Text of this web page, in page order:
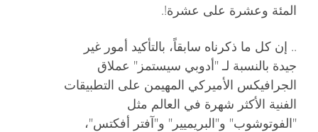
المئة وعشرة على عشرة!.
.. إن كل ما ذكرناه سابقاً، بالتأكيد أمور غير
جيدة بالنسبة لـ "أدوبي سيستمز" عملاق
الجرافيكس الأميركي المهيمن على التطبيقات
الفنية الأكثر شهرة في العالم مثل
"الفوتوشوب" و"البريميير" و"آفتر أفكتس"،